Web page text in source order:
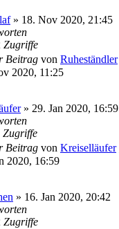
» 18. Nov 2020, 21:45
Zugriffe
Beitrag von Ruheständler
2020, 11:25
» 29. Jan 2020, 16:59
Zugriffe
Beitrag von Kreiselläufer
2020, 16:59
» 16. Jan 2020, 20:42
Zugriffe